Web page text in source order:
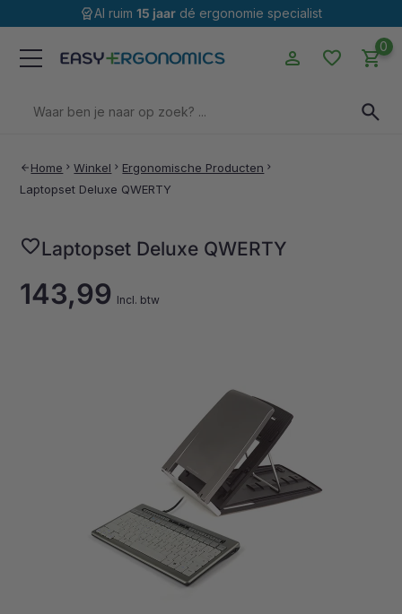
editor_choiceAl ruim 15 jaar dé ergonomie specialist
search
person favorite 0
shopping_cart
arrow_back Home chevron_rightWinkel chevron_right Ergonomische Producten chevron_right
Laptopset Deluxe QWERTY
favoriteLaptopset Deluxe QWERTY
143,99 Incl. btw